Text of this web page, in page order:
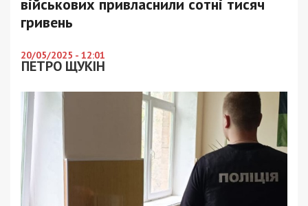
військових привласнили сотні тисяч
гривень
20/05/2025 - 12:01
ПЕТРО ЩУКІН